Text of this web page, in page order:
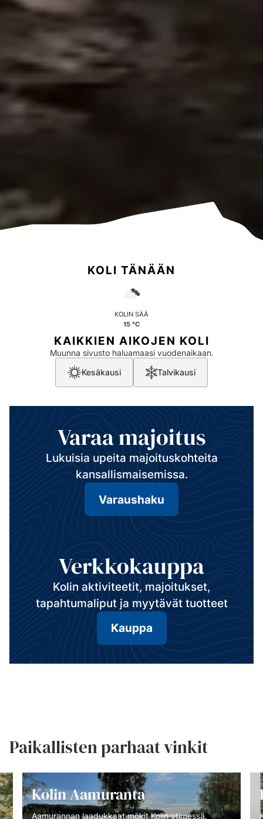
KAIKKIEN AIKOJEN KOLI
Muunna sivusto haluamaasi vuodenaikaan.
Kesäkausi
Talvikausi
KOLI TÄNÄÄN
KOLIN SÄÄ
15 °C
Varaa majoitus
Lukuisia upeita majoituskohteita
kansallismaisemissa.
Varaushaku
Verkkokauppa
Kolin aktiviteetit, majoitukset,
tapahtumaliput ja myytävät tuotteet
Kauppa
Paikallisten parhaat vinkit
Ko­lin Aa­mu­ran­ta
Aa­mu­ran­nan laa­duk­kaat mö­kit Ko­lin yti­mes­sä.